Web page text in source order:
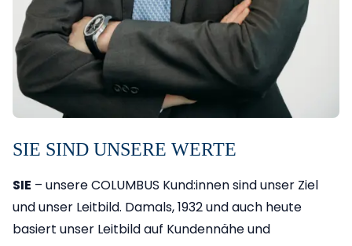
SIE SIND UNSERE WERTE
SIE – unsere COLUMBUS Kund:innen sind unser Ziel
und unser Leitbild. Damals, 1932 und auch heute
basiert unser Leitbild auf Kundennähe und